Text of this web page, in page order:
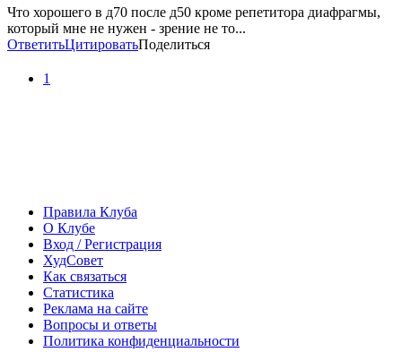
Что хорошего в д70 после д50 кроме репетитора диафрагмы,
который мне не нужен - зрение не то...
ОтветитьЦитироватьПоделиться
1
Правила Клуба
О Клубе
Вход / Регистрация
ХудСовет
Как связаться
Статистика
Реклама на сайте
Вопросы и ответы
Политика конфиденциальности